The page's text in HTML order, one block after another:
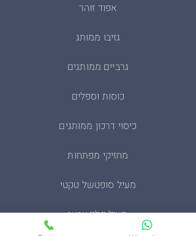
אפוד זוהר
גזיבו ממותג
גרביים ממותגים
כוסות וספלים
כיסוי דרכון ממותגים
מחזיקי מפתחות
מעיל סופטשל טקטי
מעיל פליז צבאי